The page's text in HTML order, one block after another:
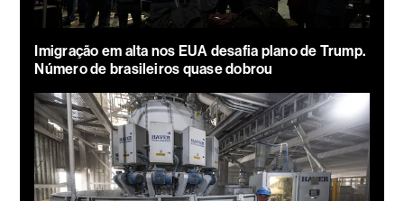
Imigração em alta nos EUA desafia plano de Trump.
Número de brasileiros quase dobrou